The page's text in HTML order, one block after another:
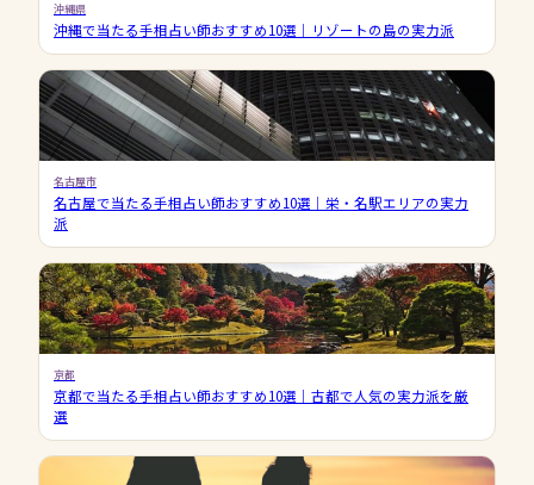
沖縄県
沖縄で当たる手相占い師おすすめ10選｜リゾートの島の実力派
名古屋市
名古屋で当たる手相占い師おすすめ10選｜栄・名駅エリアの実力
派
京都
京都で当たる手相占い師おすすめ10選｜古都で人気の実力派を厳
選